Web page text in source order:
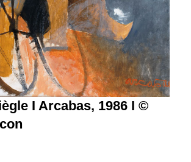
I Arcabas, 1986 I ©